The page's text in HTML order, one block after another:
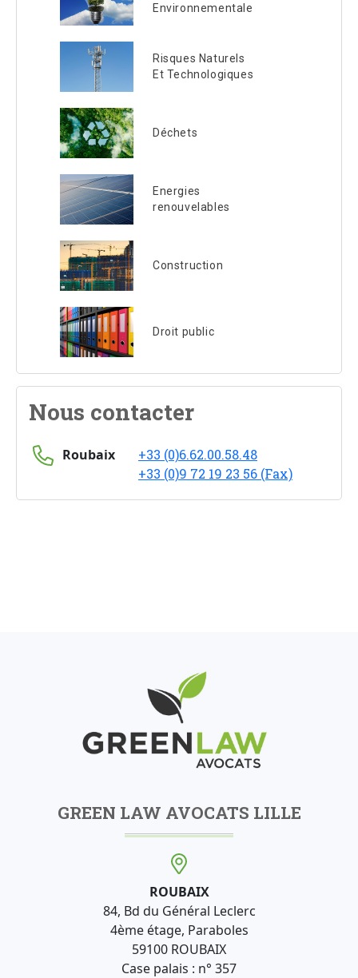
Environnementale
Risques Naturels
Et Technologiques
Déchets
Energies
renouvelables
Construction
Droit public
Nous contacter
Roubaix
+33 (0)6.62.00.58.48
+33 (0)9 72 19 23 56 (Fax)
GREEN LAW AVOCATS LILLE
ROUBAIX
84, Bd du Général Leclerc
4ème étage, Paraboles
59100 ROUBAIX
Case palais : n° 357